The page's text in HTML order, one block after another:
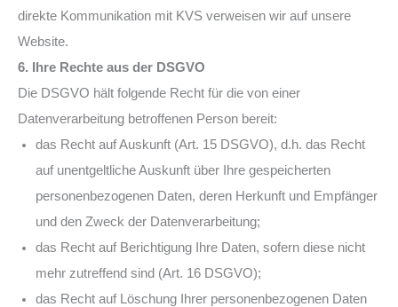
direkte Kommunikation mit KVS verweisen wir auf unsere
Website.
6. Ihre Rechte aus der DSGVO
Die DSGVO hält folgende Recht für die von einer
Datenverarbeitung betroffenen Person bereit:
das Recht auf Auskunft (Art. 15 DSGVO), d.h. das Recht
auf unentgeltliche Auskunft über Ihre gespeicherten
personenbezogenen Daten, deren Herkunft und Empfänger
und den Zweck der Datenverarbeitung;
das Recht auf Berichtigung Ihre Daten, sofern diese nicht
mehr zutreffend sind (Art. 16 DSGVO);
das Recht auf Löschung Ihrer personenbezogenen Daten